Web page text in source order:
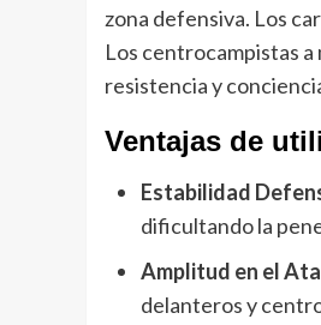
zona defensiva. Los
Los centrocampistas
resistencia y
Ventajas de
Estabilidad
dificultando la
Amplitud en el
delanteros y